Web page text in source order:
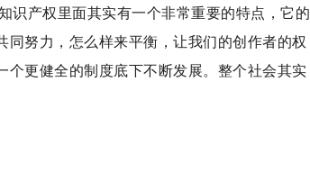
识产权里面其实有一个非常重要的特点，它的
努力，怎么样来平衡，让我们的创作者的权
更健全的制度底下不断发展。整个社会其实